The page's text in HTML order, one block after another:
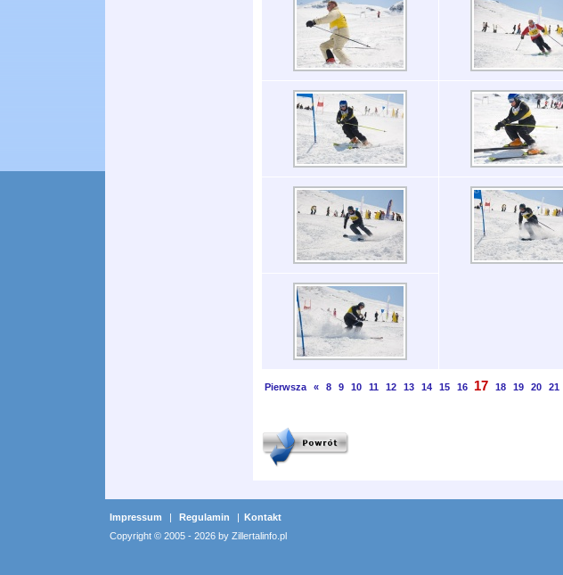
Pierwsza « 8 9 10 11 12 13 14 15 16 17 18 19 20 21
Impressum | Regulamin | Kontakt
Copyright © 2005 - 2026 by Zillertalinfo.pl